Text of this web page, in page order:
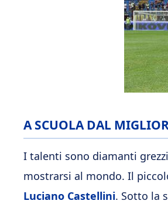
A SCUOLA DAL
I talenti sono diamanti
mostrarsi al mondo. Il
Luciano Castellini. Sotto la